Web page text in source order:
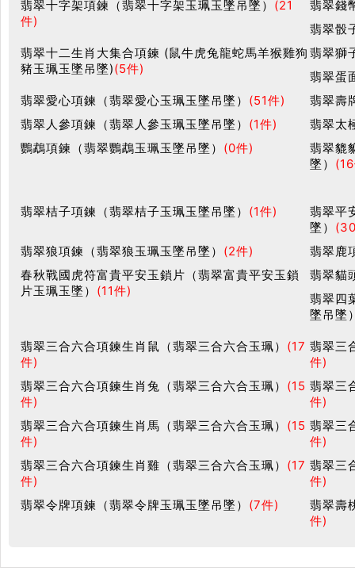
翡翠十字架項鍊（翡翠十字架玉珮玉墜吊墜） (21
件)
翡翠錢
翡翠骰
翡翠十二生肖大集合項鍊 (鼠牛虎兔龍蛇馬羊猴雞狗
豬玉珮玉墜吊墜)(5件)
翡翠獅
翡翠蛋
翡翠愛心項鍊（翡翠愛心玉珮玉墜吊墜） (51件)
翡翠壽
翡翠人參項鍊（翡翠人參玉珮玉墜吊墜） (1件)
翡翠太
鸚鵡項鍊（翡翠鸚鵡玉珮玉墜吊墜） (0件)
翡翠貔
墜）
翡翠桔子項鍊（翡翠桔子玉珮玉墜吊墜） (1件)
翡翠平
墜）
翡翠狼項鍊（翡翠狼玉珮玉墜吊墜） (2件)
翡翠鹿
春秋戰國虎符富貴平安玉鎖片（翡翠富貴平安玉鎖
片玉珮玉墜） (11件)
翡翠貓
翡翠四
墜吊墜
翡翠三合六合項鍊生肖鼠（翡翠三合六合玉珮） (17
件)
翡翠三
件)
翡翠三合六合項鍊生肖兔（翡翠三合六合玉珮） (15
件)
翡翠三
件)
翡翠三合六合項鍊生肖馬（翡翠三合六合玉珮） (15
件)
翡翠三
件)
翡翠三合六合項鍊生肖雞（翡翠三合六合玉珮） (17
件)
翡翠三
件)
翡翠令牌項鍊（翡翠令牌玉珮玉墜吊墜） (7件)
翡翠壽
件)